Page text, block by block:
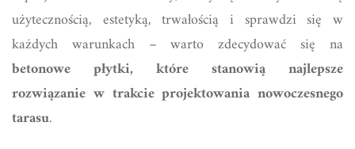
użytecznością, estetyką, trwałością i sprawdzi się w
każdych warunkach – warto zdecydować się na
betonowe płytki, które stanowią najlepsze
rozwiązanie w trakcie projektowania nowoczesnego
tarasu.